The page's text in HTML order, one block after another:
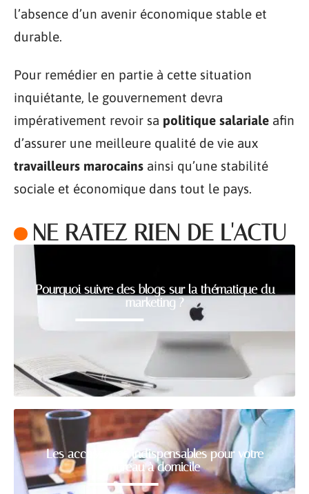
l’absence d’un avenir économique stable et
durable.
Pour remédier en partie à cette situation
inquiétante, le gouvernement devra
impérativement revoir sa politique salariale afin
d’assurer une meilleure qualité de vie aux
travailleurs marocains ainsi qu’une stabilité
sociale et économique dans tout le pays.
NE RATEZ RIEN DE L'ACTU
Pourquoi suivre des blogs sur la thématique du
marketing ?
Les accessoires indispensables pour votre
bureau à domicile